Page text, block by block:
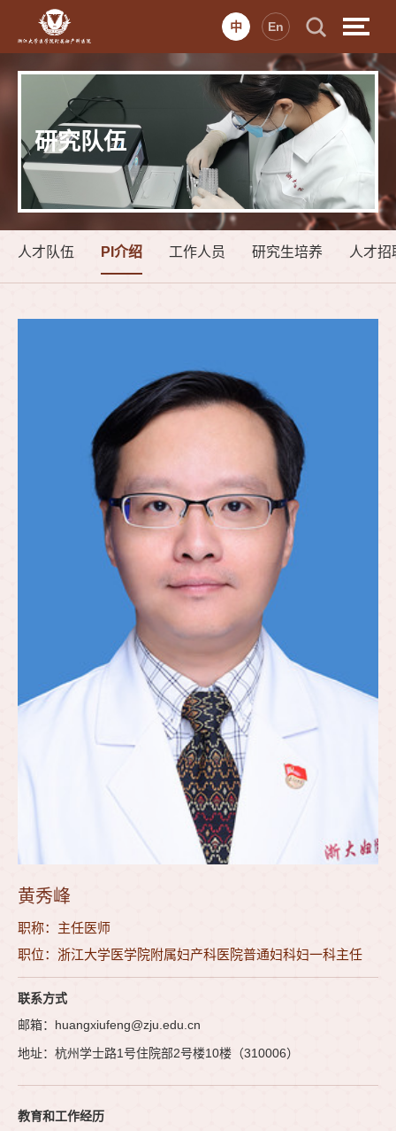
中 En
研究队伍
人才队伍 PI介绍 工作人员 研究生培养 人才招
黄秀峰
职称：主任医师
职位：浙江大学医学院附属妇产科医院普通妇科妇一科主任
联系方式
邮箱：huangxiufeng@zju.edu.cn
地址：杭州学士路1号住院部2号楼10楼（310006）
教育和工作经历